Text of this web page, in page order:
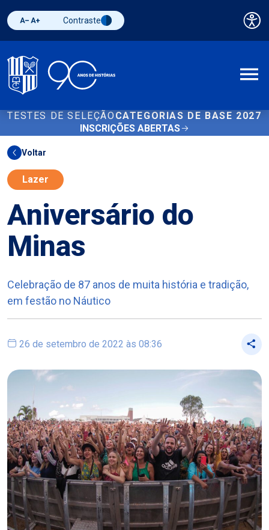
Diminuir fonte
Aumentar fonteAlternar contraste
Contraste
TESTES DE SELEÇÃO CATEGORIAS DE BASE 2027
INSCRIÇÕES ABERTAS
Voltar
Lazer
Aniversário do
Minas
Celebração de 87 anos de muita história e tradição,
em festão no Náutico
26 de setembro de 2022 às 08:36